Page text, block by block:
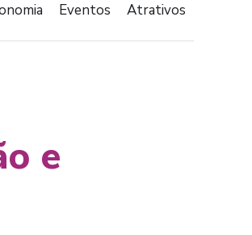
Eventos Atrativos
e